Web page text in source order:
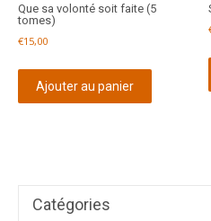
Que sa volonté soit faite (5
tomes)
€15,00
Ajouter au panier
Catégories